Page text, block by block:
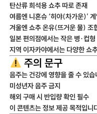
탄산류 희석용 쇼추 따로 존재
여름엔 니혼슈 ‘히야(차가운)’
겨울엔 쇼추 온유(뜨거운 물) 조
일본 편의점에서는 작은 병·컵
지역 이자카야에서는 다양한 쇼
주의 문구
음주는 건강에 영향을 줄 수 있습
미성년자 음주 금지
해외 구매 시 반입량 확인 필수
이 콘텐츠는 정보 제공 목적입니